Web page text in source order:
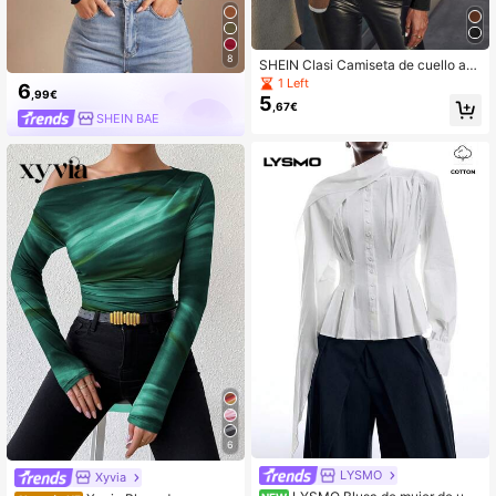
8
6 ,99€
SHEIN BAE
6
Xyvia
SHEIN Clasi Camiseta de cuello asi
métrico fruncido
1 Left
5 ,67€
LYSMO